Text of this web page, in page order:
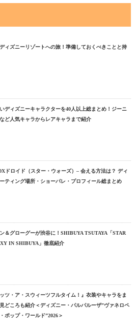
ィズニーリゾートへの旅！準備しておくべきことと持
いディズニーキャラクターを40人以上総まとめ！ジーニ
ど人気キャラからレアキャラまで紹介
ドロイド（スター・ウォーズ）– 会える方法は？ ディ
ティング場所・ショーパレ・プロフィール総まとめ
＆グローグーが渋谷に！SHIBUYA TSUTAYA「STAR
IN SHIBUYA」徹底紹介
ッツ・ア・スウィーツフルタイム！』衣装やキャラをま
どころも紹介＜ディズニー・パルパルーザ”ヴァネロペ
ポップ・ワールド”2026＞